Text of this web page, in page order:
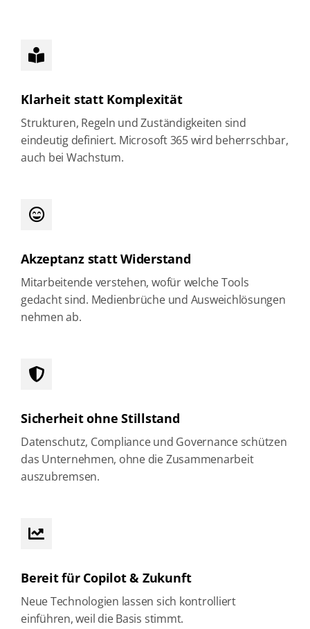
Klarheit statt Komplexität
Strukturen, Regeln und Zuständigkeiten sind
eindeutig definiert. Microsoft 365 wird beherrschbar,
auch bei Wachstum.
Akzeptanz statt Widerstand
Mitarbeitende verstehen, wofür welche Tools
gedacht sind. Medienbrüche und Ausweichlösungen
nehmen ab.
Sicherheit ohne Stillstand
Datenschutz, Compliance und Governance schützen
das Unternehmen, ohne die Zusammenarbeit
auszubremsen.
Bereit für Copilot & Zukunft
Neue Technologien lassen sich kontrolliert
einführen, weil die Basis stimmt.